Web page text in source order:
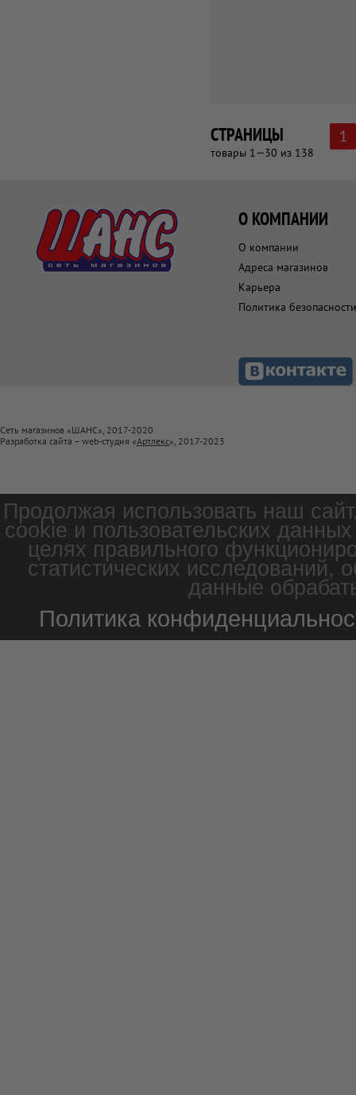
СТРАНИЦЫ
товары 1—30 из 138
1
О КОМПАНИИ
О компании
Адреса магазинов
Карьера
Политика безопасности
Сеть магазинов «ШАНС», 2017-2020
Разработка сайта – web-студия «Артлекс», 2017-2023
Продолжая использовать наш
cookie и пользовательских
целях правильного
статистических
данные
Политика